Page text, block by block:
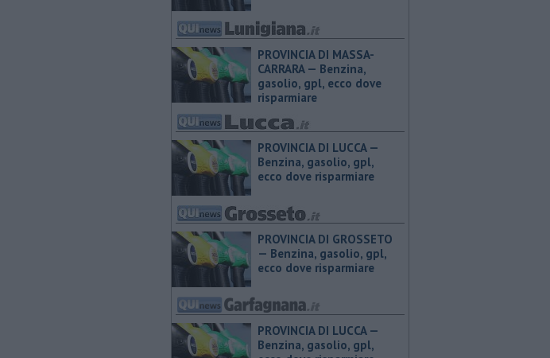
PROVINCIA DI MASSA-
CARRARA — ​Benzina,
gasolio, gpl, ecco dove
risparmiare
PROVINCIA DI LUCCA — ​
Benzina, gasolio, gpl,
ecco dove risparmiare
PROVINCIA DI GROSSETO
— ​Benzina, gasolio, gpl,
ecco dove risparmiare
PROVINCIA DI LUCCA — ​
Benzina, gasolio, gpl,